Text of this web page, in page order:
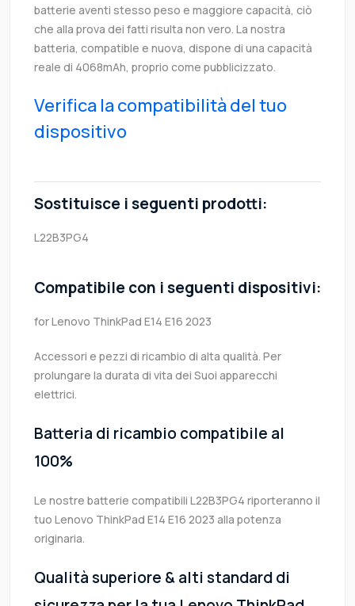
batterie aventi stesso peso e maggiore capacità, ciò
che alla prova dei fatti risulta non vero. La nostra
batteria, compatible e nuova, dispone di una capacità
reale di 4068mAh, proprio come pubblicizzato.
Verifica la compatibilità del tuo
dispositivo
Sostituisce i seguenti prodotti:
L22B3PG4
Compatibile con i seguenti dispositivi:
for Lenovo ThinkPad E14 E16 2023
Accessori e pezzi di ricambio di alta qualità. Per
prolungare la durata di vita dei Suoi apparecchi
elettrici.
Batteria di ricambio compatibile al
100%
Le nostre batterie compatibili L22B3PG4 riporteranno il
tuo Lenovo ThinkPad E14 E16 2023 alla potenza
originaria.
Qualità superiore & alti standard di